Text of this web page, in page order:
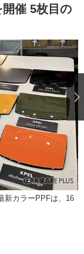
愛車 File
具合修理＆粗悪修理
洗車
ティング
防錆
旧車」関連プロジェ
クト
ショップ検索
催 5枚目の
新カラーPPFは、16